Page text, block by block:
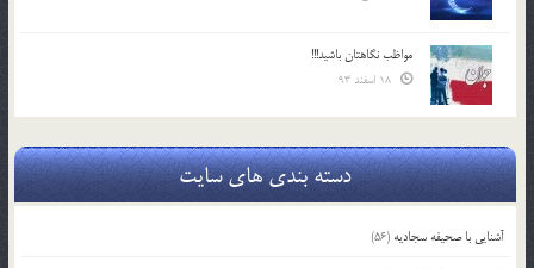
مواظب نگاهتان باشید!!!
دسته بندی های سایت
آشنایی با صحیفه سجادیه (56)